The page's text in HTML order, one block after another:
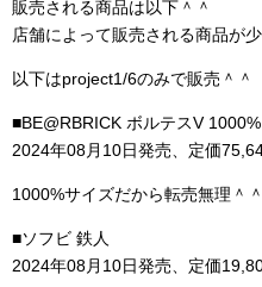
販売される商品は以下＾＾
店舗によって販売される商品が
以下はproject1/6のみで販売＾＾
■BE@RBRICK ボルテスV 1000%
2024年08月10日発売、定価
1000%サイズだから転売無理＾＾
■ソフビ 鉄人
2024年08月10日発売、定価